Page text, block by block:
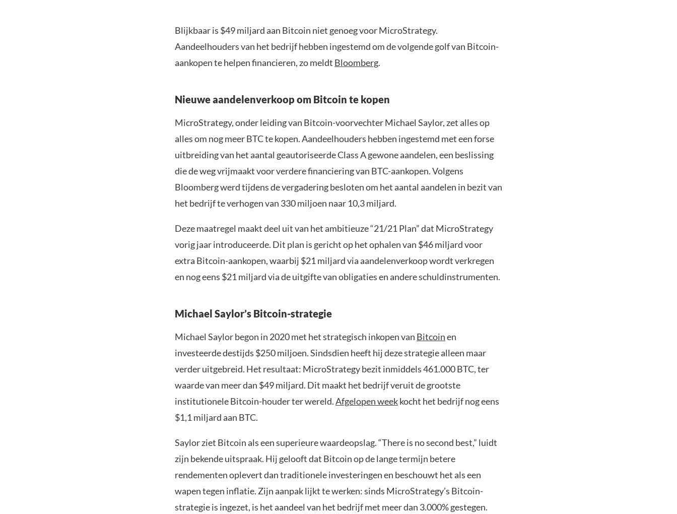
Blijkbaar is $49 miljard aan Bitcoin niet genoeg voor MicroStrategy.
Aandeelhouders van het bedrijf hebben ingestemd om de volgende golf van Bitcoin-
aankopen te helpen financieren, zo meldt Bloomberg.
Nieuwe aandelenverkoop om Bitcoin te kopen
MicroStrategy, onder leiding van Bitcoin-voorvechter Michael Saylor, zet alles op
alles om nog meer BTC te kopen. Aandeelhouders hebben ingestemd met een forse
uitbreiding van het aantal geautoriseerde Class A gewone aandelen, een beslissing
die de weg vrijmaakt voor verdere financiering van BTC-aankopen. Volgens
Bloomberg werd tijdens de vergadering besloten om het aantal aandelen in bezit van
het bedrijf te verhogen van 330 miljoen naar 10,3 miljard.
Deze maatregel maakt deel uit van het ambitieuze “21/21 Plan” dat MicroStrategy
vorig jaar introduceerde. Dit plan is gericht op het ophalen van $46 miljard voor
extra Bitcoin-aankopen, waarbij $21 miljard via aandelenverkoop wordt verkregen
en nog eens $21 miljard via de uitgifte van obligaties en andere schuldinstrumenten.
Michael Saylor’s Bitcoin-strategie
Michael Saylor begon in 2020 met het strategisch inkopen van Bitcoinen
investeerde destijds $250 miljoen. Sindsdien heeft hij deze strategie alleen maar
verder uitgebreid. Het resultaat: MicroStrategy bezit inmiddels 461.000 BTC, ter
waarde van meer dan $49 miljard. Dit maakt het bedrijf veruit de grootste
institutionele Bitcoin-houder ter wereld.Afgelopen weekkocht het bedrijf nog eens
$1,1 miljard aan BTC.
Saylor ziet Bitcoin als een superieure waardeopslag. “There is no second best,” luidt
zijn bekende uitspraak. Hij gelooft dat Bitcoin op de lange termijn betere
rendementen oplevert dan traditionele investeringen en beschouwt het als een
wapen tegen inflatie. Zijn aanpak lijkt te werken: sinds MicroStrategy’s Bitcoin-
strategie is ingezet, is het aandeel van het bedrijf met meer dan 3.000% gestegen.